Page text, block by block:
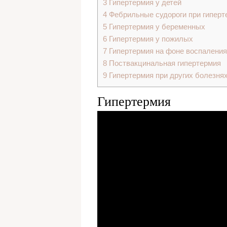
3 Гипертермия у детей
4 Фебрильные судороги при
5 Гипертермия у беременных
6 Гипертермия у пожилых
7 Гипертермия на фоне воспаления
8 Поствакцинальная гипертермия
9 Гипертермия при других болезнях
Гипертермия